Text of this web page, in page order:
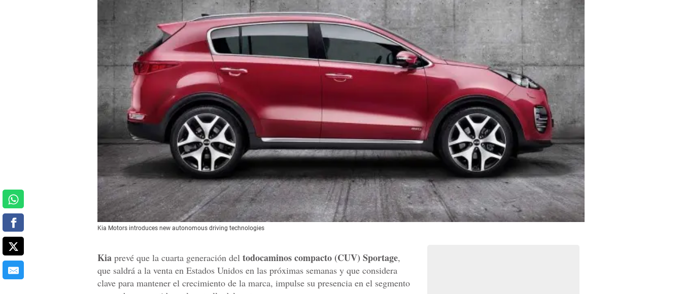
Kia Motors introduces new autonomous driving technologies
Kia prevé que la cuarta generación del todocaminos compacto (CUV) Sportage,
que saldrá a la venta en Estados Unidos en las próximas semanas y que considera
clave para mantener el crecimiento de la marca, impulse su presencia en el segmento